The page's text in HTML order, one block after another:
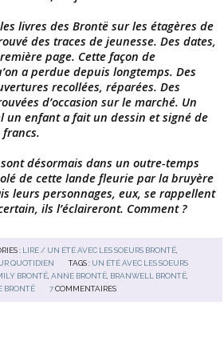
livres des Brontë sur les étagères de
des traces de jeunesse. Des dates,
page. Cette façon de
a perdue depuis longtemps. Des
recollées, réparées. Des
d’occasion sur le marché. Un
un enfant a fait un dessin et signé de
désormais dans un outre-temps
de cette lande fleurie par la bruyère
leurs personnages, eux, se rappellent
ils l’éclaireront. Comment ?
: LIRE / UN ÉTÉ AVEC LES SOEURS BRONTË,
QUOTIDIEN
TAGS : UN ÉTÉ AVEC LES SOEURS
BRONTË ,ANNE BRONTË BRANWELL BRONTË
BRONTË
7 COMMENTAIRES